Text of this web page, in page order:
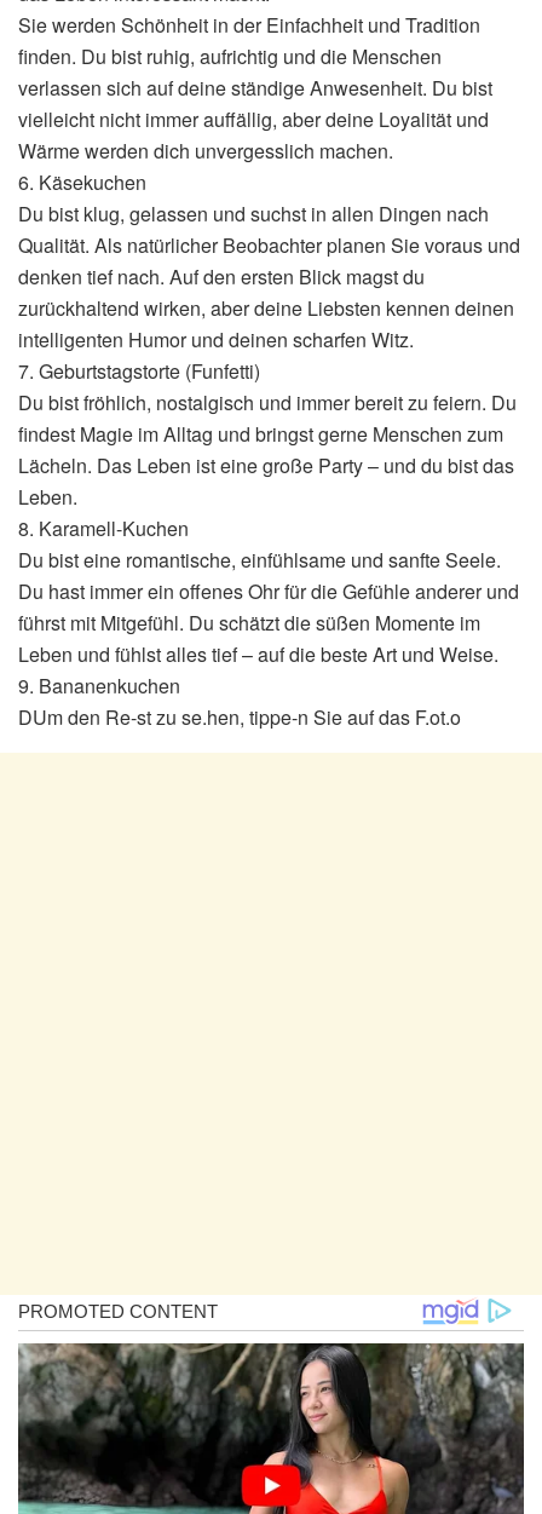
Sie werden Schönheit in der Einfachheit und Tradition
finden. Du bist ruhig, aufrichtig und die Menschen
verlassen sich auf deine ständige Anwesenheit. Du bist
vielleicht nicht immer auffällig, aber deine Loyalität und
Wärme werden dich unvergesslich machen.
6. Käsekuchen
Du bist klug, gelassen und suchst in allen Dingen nach
Qualität. Als natürlicher Beobachter planen Sie voraus und
denken tief nach. Auf den ersten Blick magst du
zurückhaltend wirken, aber deine Liebsten kennen deinen
intelligenten Humor und deinen scharfen Witz.
7. Geburtstagstorte (Funfetti)
Du bist fröhlich, nostalgisch und immer bereit zu feiern. Du
findest Magie im Alltag und bringst gerne Menschen zum
Lächeln. Das Leben ist eine große Party – und du bist das
Leben.
8. Karamell-Kuchen
Du bist eine romantische, einfühlsame und sanfte Seele.
Du hast immer ein offenes Ohr für die Gefühle anderer und
führst mit Mitgefühl. Du schätzt die süßen Momente im
Leben und fühlst alles tief – auf die beste Art und Weise.
9. Bananenkuchen
DUm den Re-st zu se.hen, tippe-n Sie auf das F.ot.o